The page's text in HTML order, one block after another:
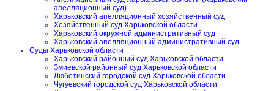
апелляционный суд)
Харьковский апелляционный хозяйственный суд
Хозяйственный суд Харьковской области
Харьковский окружной административный суд
Харьковский апелляционный административный суд
Суды Харьковской области
Харьковский районный суд Харьковской области
Змиевской районный суд Харьковской области
Люботинский городской суд Харьковской области
Чугуевский городской суд Харьковской области